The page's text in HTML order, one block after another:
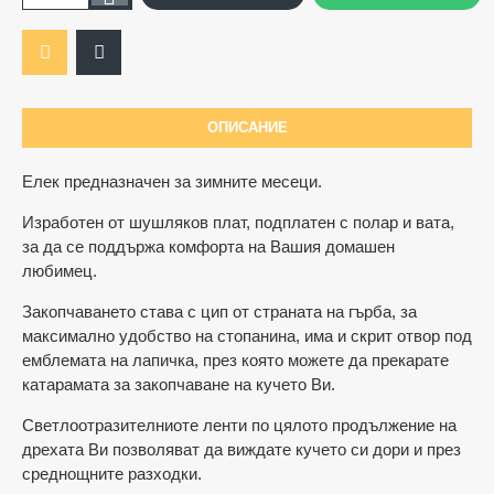
ОПИСАНИЕ
Елек предназначен за зимните месеци.
Изработен от шушляков плат, подплатен с полар и вата,
за да се поддържа комфорта на Вашия домашен
любимец.
Закопчаването става с цип от страната на гърба, за
максимално удобство на стопанина, има и скрит отвор под
емблемата на лапичка, през която можете да прекарате
катарамата за закопчаване на кучето Ви.
Светлоотразителниоте ленти по цялото продължение на
дрехата Ви позволяват да виждате кучето си дори и през
среднощните разходки.